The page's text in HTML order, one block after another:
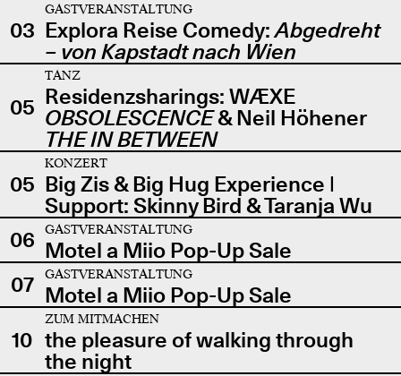
03
GASTVERANSTALTUNG
Explora Reise Comedy:Abgedreht
– von Kapstadt nach Wien
05
TANZ
Residenzsharings: WÆXE
OBSOLESCENCE& Neil Höhener
THE IN BETWEEN
05
KONZERT
Big Zis & Big Hug Experience |
Support: Skinny Bird & Taranja Wu
06
GASTVERANSTALTUNG
Motel a Miio Pop-Up Sale
07
GASTVERANSTALTUNG
Motel a Miio Pop-Up Sale
10
ZUM MITMACHEN
the pleasure of walking through
the night